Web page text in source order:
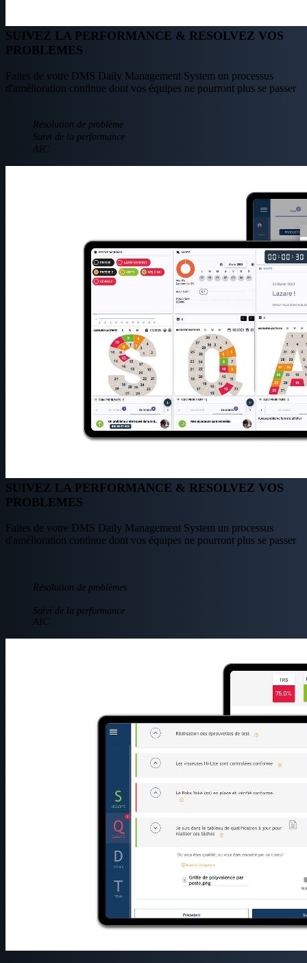
SUIVEZ LA PERFORMANCE & RESOLVEZ VOS
PROBLEMES
Faites de votre DMS Daily Management System un processus
d'amélioration continue dont vos équipes ne pourront plus se passer
Résolution de problème
Suivi de la performance
AIC
SUIVEZ LA PERFORMANCE & RESOLVEZ VOS
PROBLEMES
Faites de votre DMS Daily Management System un processus
d'amélioration continue dont vos équipes ne pourront plus se passer
Résolution de problèmes​
Suivi de la performance
AIC